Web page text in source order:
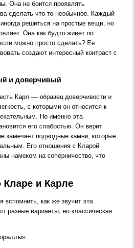
Она не боится проявлять
сделать что-то необычное. Каждый
решиться на простые вещи, но
Она как будто живет по
можно просто сделать? Ее
создают интересный контраст с
и доверчивый
Карл — образец доверчивости и
с которыми он относится к
Но именно эта
его слабостью. Он верит
замечает подводные камни, которые
Его отношения с Кларой
намеком на соперничество, что
Кларе и Карле
вспомнить, как же звучит эта
разные варианты, но классическая